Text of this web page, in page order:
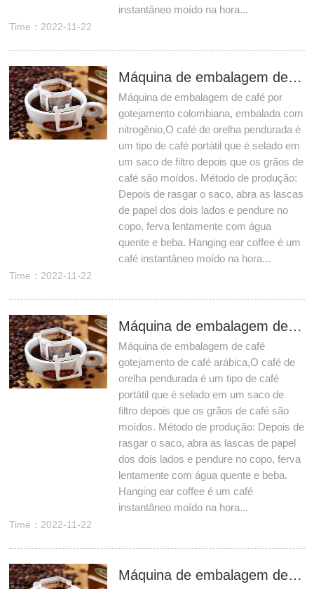
instantâneo moído na hora...
Time：2022-11-22
Máquina de embalagem de café por gotejamento colombiana, embalada com nitrogênio
Máquina de embalagem de café por
gotejamento colombiana, embalada com
nitrogênio,O café de orelha pendurada é
um tipo de café portátil que é selado em
um saco de filtro depois que os grãos de
café são moídos. Método de produção:
Depois de rasgar o saco, abra as lascas
de papel dos dois lados e pendure no
copo, ferva lentamente com água
quente e beba. Hanging ear coffee é um
café instantâneo moído na hora...
Time：2022-11-22
Máquina de embalagem de café gotejamento de café arábica
Máquina de embalagem de café
gotejamento de café arábica,O café de
orelha pendurada é um tipo de café
portátil que é selado em um saco de
filtro depois que os grãos de café são
moídos. Método de produção: Depois de
rasgar o saco, abra as lascas de papel
dos dois lados e pendure no copo, ferva
lentamente com água quente e beba.
Hanging ear coffee é um café
instantâneo moído na hora...
Time：2022-11-22
Máquina de embalagem de café por gotejamento manual